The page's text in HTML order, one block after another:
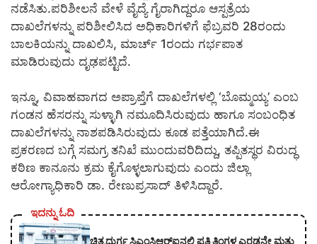
ನಡೆಸಿತು.ಪರಿಶೀಲನೆ ವೇಳೆ ವೈದ್ಯೆ ಗೈರಾಗಿದ್ದರೂ ಆಸ್ಪತ್ರೆಯ
ದಾಖಲೆಗಳನ್ನು ಪರಿಶೀಲಿಸಿದ ಅಧಿಕಾರಿಗಳಿಗೆ ಫೆಬ್ರವರಿ 28ರಂದು
ಬಾಲಕಿಯನ್ನು ದಾಖಲಿಸಿ, ಮಾರ್ಚ್ 1ರಂದು ಗರ್ಭಪಾತ
ಮಾಡಿರುವುದು ದೃಢಪಟ್ಟಿದೆ.
ಇನ್ನೂ, ವಿವಾಹವಾಗದ ಅಪ್ರಾಪ್ತೆಗೆ ದಾಖಲೆಗಳಲ್ಲಿ ‘ಬೊಮ್ಮಯ್ಯ’ ಎಂಬ
ಗಂಡನ ಹೆಸರನ್ನು ಸುಳ್ಳಾಗಿ ನಮೂದಿಸಿರುವುದು ಹಾಗೂ ಸಂಬಂಧಿತ
ದಾಖಲೆಗಳನ್ನು ನಾಶಪಡಿಸಿರುವುದು ಕೂಡ ಪತ್ತೆಯಾಗಿದೆ.ಈ
ಪ್ರಕರಣದ ಬಗ್ಗೆ ಸಮಗ್ರ ತನಿಖೆ ಮುಂದುವರಿದಿದ್ದು, ತಪ್ಪಿತಸ್ಥರ ವಿರುದ್ಧ
ಕಠಿಣ ಕಾನೂನು ಕ್ರಮ ಕೈಗೊಳ್ಳಲಾಗುವುದು ಎಂದು ಜಿಲ್ಲಾ
ಆರೋಗ್ಯಾಧಿಕಾರಿ ಡಾ. ರೇಣುಪ್ರಸಾದ್ ತಿಳಿಸಿದ್ದಾರೆ.
ಇದನ್ನು ಓದಿ
ಚಿತ್ರದುರ್ಗ ಸಿಎಂಸಿಆರ್‍ಐನಲ್ಲಿ ಪ್ರತಿ ತಿಂಗಳ ಎರಡನೇ ಮತ್ತು